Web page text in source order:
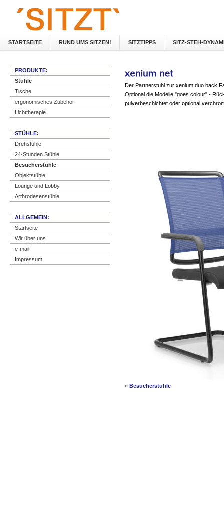
STARTSEITE RUND UMS SITZEN! SITZTIPPS SITZ-STEH-
PRODUKTE:
Stühle
Tische
ergonomisches Zubehör
Lichttherapie
STÜHLE:
Drehstühle
24-Stunden Stühle
Besucherstühle
Objektstühle
Lounge und Lobby
Arthrodesenstühle
ALLGEMEIN:
Startseite
Wir über uns
e-mail
Impressum
Der Partnerstuhl zur xenium duo back
Optional die Modelle "goes colour" -
pulverbeschichtet oder optional
» Besucherstühle